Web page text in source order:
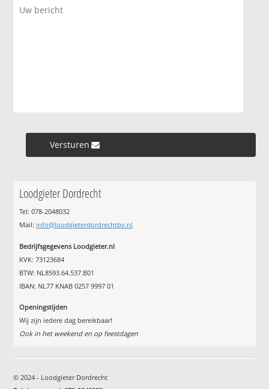
Versturen »
Loodgieter Dordrecht
Tel: 078-2048032
Mail: info@loodgieterdordrechtbv.nl
Bedrijfsgegevens Loodgieter.nl
KVK: 73123684
BTW: NL8593.64.537.B01
IBAN: NL77 KNAB 0257 9997 01
Openingstijden
Wij zijn iedere dag bereikbaar!
Ook in het weekend en op feestdagen
© 2024 - Loodgieter Dordrecht